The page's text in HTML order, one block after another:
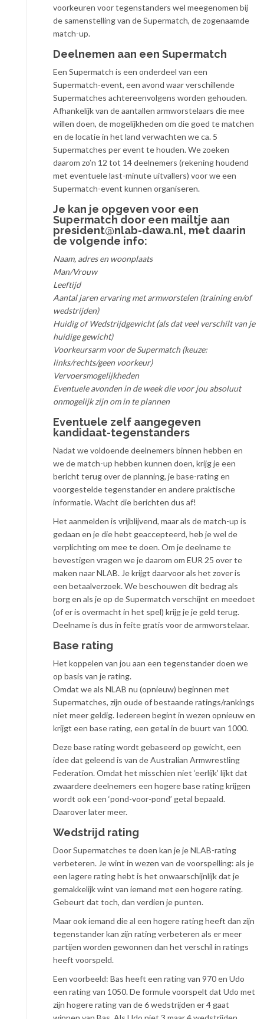
voorkeuren voor tegenstanders wel meegenomen bij
de samenstelling van de Supermatch, de zogenaamde
match-up.
Deelnemen aan een Supermatch
Een Supermatch is een onderdeel van een
Supermatch-event, een avond waar verschillende
Supermatches achtereenvolgens worden gehouden.
Afhankelijk van de aantallen armworstelaars die mee
willen doen, de mogelijkheden om die goed te matchen
en de locatie in het land verwachten we ca. 5
Supermatches per event te houden. We zoeken
daarom zo’n 12 tot 14 deelnemers (rekening houdend
met eventuele last-minute uitvallers) voor we een
Supermatch-event kunnen organiseren.
Je kan je opgeven voor een
Supermatch door een mailtje aan
president@nlab-dawa.nl, met daarin
de volgende info:
Naam, adres en woonplaats
Man/Vrouw
Leeftijd
Aantal jaren ervaring met armworstelen (training en/of
wedstrijden)
Huidig of Wedstrijdgewicht (als dat veel verschilt van je
huidige gewicht)
Voorkeursarm voor de Supermatch (keuze:
links/rechts/geen voorkeur)
Vervoersmogelijkheden
Eventuele avonden in de week die voor jou absoluut
onmogelijk zijn om in te plannen
Eventuele zelf aangegeven
kandidaat-tegenstanders
Nadat we voldoende deelnemers binnen hebben en
we de match-up hebben kunnen doen, krijg je een
bericht terug over de planning, je base-rating en
voorgestelde tegenstander en andere praktische
informatie. Wacht die berichten dus af!
Het aanmelden is vrijblijvend, maar als de match-up is
gedaan en je die hebt geaccepteerd, heb je wel de
verplichting om mee te doen. Om je deelname te
bevestigen vragen we je daarom om EUR 25 over te
maken naar NLAB. Je krijgt daarvoor als het zover is
een betaalverzoek. We beschouwen dit bedrag als
borg en als je op de Supermatch verschijnt en meedoet
(of er is overmacht in het spel) krijg je je geld terug.
Deelname is dus in feite gratis voor de armworstelaar.
Base rating
Het koppelen van jou aan een tegenstander doen we
op basis van je rating.
Omdat we als NLAB nu (opnieuw) beginnen met
Supermatches, zijn oude of bestaande ratings/rankings
niet meer geldig. Iedereen begint in wezen opnieuw en
krijgt een base rating, een getal in de buurt van 1000.
Deze base rating wordt gebaseerd op gewicht, een
idee dat geleend is van de Australian Armwrestling
Federation. Omdat het misschien niet ‘eerlijk’ lijkt dat
zwaardere deelnemers een hogere base rating krijgen
wordt ook een ‘pond-voor-pond’ getal bepaald.
Daarover later meer.
Wedstrijd rating
Door Supermatches te doen kan je je NLAB-rating
verbeteren. Je wint in wezen van de voorspelling: als je
een lagere rating hebt is het onwaarschijnlijk dat je
gemakkelijk wint van iemand met een hogere rating.
Gebeurt dat toch, dan verdien je punten.
Maar ook iemand die al een hogere rating heeft dan zijn
tegenstander kan zijn rating verbeteren als er meer
partijen worden gewonnen dan het verschil in ratings
heeft voorspeld.
Een voorbeeld: Bas heeft een rating van 970 en Udo
een rating van 1050. De formule voorspelt dat Udo met
zijn hogere rating van de 6 wedstrijden er 4 gaat